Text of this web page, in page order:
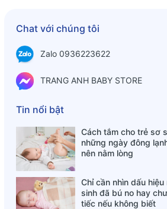
Chat với chúng tôi
Zalo 0936223622
TRANG ANH BABY STORE
Tin nổi bật
Cách tắm cho trẻ sơ
những ngày đông
nên nằm lòng
Chỉ cần nhìn dấu
sinh đã bú no hay
tiếc nếu không biết